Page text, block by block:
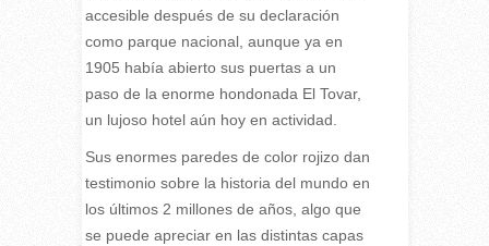
accesible después de su declaración
como parque nacional, aunque ya en
1905 había abierto sus puertas a un
paso de la enorme hondonada El Tovar,
un lujoso hotel aún hoy en actividad.
Sus enormes paredes de color rojizo dan
testimonio sobre la historia del mundo en
los últimos 2 millones de años, algo que
se puede apreciar en las distintas capas